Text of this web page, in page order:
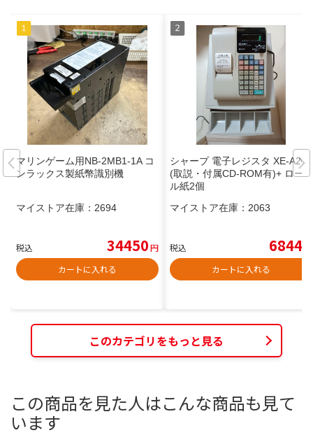
マリンゲーム用NB-2MB1-1A コ
ンラックス製紙幣識別機
マイストア在庫： 2694
税込 34450円
カートに入れる
シャープ 電子レジスタ XE-A20
(取説・付属CD-ROM有)+ ロー
ル紙2個
マイストア在庫： 2063
税込 6844
カートに入れる
このカテゴリをもっと見る
この商品を見た人はこんな商品も見て
います